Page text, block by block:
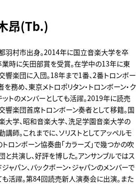
昂(Tb.)
羽村市出身。2014年に国立音楽大学を卒
業時に矢田部賞を受賞。在学中の13年に東
響楽団に入団。18年まで1番、2番トロンボー
を務め、東京メトロポリタン・トロンボーン・ク
ットのメンバーとしても活躍。2019年に読売
響楽団首席トロンボーン奏者として移籍。国
大学、昭和音楽大学、洗足学園音楽大学の
講師。これまでに、ソリストとしてアッペルモ
トロンボーン協奏曲「カラーズ」で幾つかの吹
と共演し、好評を博した。アンサンブルではス
ジャパン、バックボーン・ジャパンのメンバーで
も活躍。第84回読売新人演奏会に出演。また